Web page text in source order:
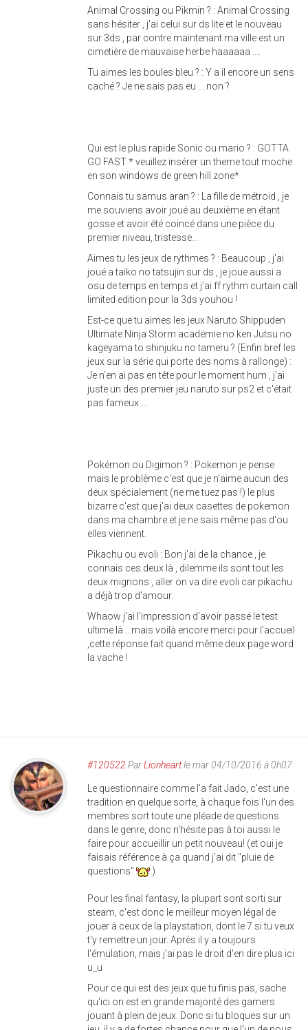
Animal Crossing ou Pikmin ? : Animal Crossing
sans hésiter , j'ai celui sur ds lite et le nouveau
sur 3ds , par contre maintenant ma ville est un
cimetière de mauvaise herbe haaaaaa ....
Tu aimes les boules bleu ? : Y a il encore un sens
caché ? Je ne sais pas eu ....non ?
Qui est le plus rapide Sonic ou mario ? : GOTTA
GO FAST * veuillez insérer un theme tout moche
en son windows de green hill zone*
Connais tu samus aran ? : La fille de métroid , je
me souviens avoir joué au deuxième en étant
gosse et avoir été coincé dans une pièce du
premier niveau, tristesse...
Aimes tu les jeux de rythmes ? : Beaucoup , j'ai
joué a taiko no tatsujin sur ds , je joue aussi a
osu de temps en temps et j'ai ff rythm curtain call
limited edition pour la 3ds youhou !
Est-ce que tu aimes les jeux Naruto Shippuden
Ultimate Ninja Storm académie no ken Jutsu no
kageyama to shinjuku no tameru ? (Enfin bref les
jeux sur la série qui porte des noms à rallonge) :
Je n'en ai pas en tête pour le moment hum , j'ai
juste un des premier jeu naruto sur ps2 et c'était
pas fameux ...
Pokémon ou Digimon ? : Pokemon je pense
mais le problème c'est que je n'aime aucun des
deux spécialement (ne me tuez pas !) le plus
bizarre c'est que j'ai deux casettes de pokemon
dans ma chambre et je ne sais même pas d'ou
elles viennent.
Pikachu ou evoli : Bon j'ai de la chance , je
connais ces deux là , dilemme ils sont tout les
deux mignons , aller on va dire evoli car pikachu
a déjà trop d'amour.
Whaow j'ai l'impression d'avoir passé le test
ultime là ...mais voilà encore merci pour l'accueil
,cette réponse fait quand même deux page word
la vache !
#120522 ParLionheartle mar 04/10/2016 à 0h07
Le questionnaire comme l'a fait Jado, c'est une
tradition en quelque sorte, à chaque fois l'un des
membres sort toute une pléade de questions
dans le genre, donc n'hésite pas à toi aussi le
faire pour accueillir un petit nouveau! (et oui je
faisais référence à ça quand j'ai dit "pluie de
questions"
)
Pour les final fantasy, la plupart sont sorti sur
steam, c'est donc le meilleur moyen légal de
jouer à ceux de la playstation, dont le 7 si tu veux
t'y remettre un jour. Après il y a toujours
l'émulation, mais j'ai pas le droit d'en dire plus ici
u_u
Pour ce qui est des jeux que tu finis pas, sache
qu'ici on est en grande majorité des gamers
jouant à plein de jeux. Donc si tu bloques sur un